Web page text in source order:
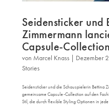
Seidensticker und
Zimmermann
Capsule-Collection
von Marcel Knass| Dezember
Stories
Seidensticker und die Schauspielerin Bettina
gemeinsame Capsule-Collection auf den
Stil, die durch flexible Styling Optionen in jede